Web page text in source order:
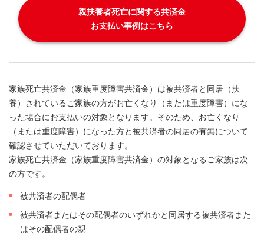
親扶養者死亡に関する共済金
お支払い事例はこちら
家族死亡共済金（家族重度障害共済金）は被共済者と同居（扶
養）されているご家族の方がお亡くなり（または重度障害）にな
った場合にお支払いの対象となります。そのため、お亡くなり
（または重度障害）になった方と被共済者の同居の有無について
確認させていただいております。
家族死亡共済金（家族重度障害共済金）の対象となるご家族は次
の方です。
被共済者の配偶者
被共済者またはその配偶者のいずれかと同居する被共済者また
はその配偶者の親